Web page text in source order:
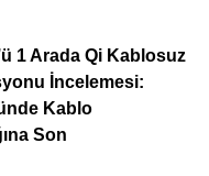
1 Arada Qi Kablosuz
İncelemesi:
Kablo
Son